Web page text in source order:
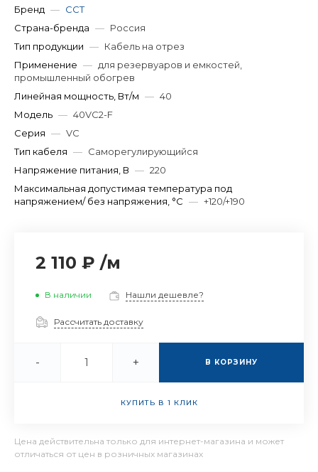
Бренд — ССТ
Страна-бренда — Россия
Тип продукции — Кабель на отрез
Применение — для резервуаров и емкостей,
промышленный обогрев
Линейная мощность, Вт/м — 40
Модель — 40VC2-F
Серия — VC
Тип кабеля — Саморегулирующийся
Напряжение питания, В — 220
Максимальная допустимая температура под
напряжением/ без напряжения, °C — +120/+190
2 110 ₽ /м
В наличии Нашли дешевле?
Рассчитать доставку
- + В КОРЗИНУ
КУПИТЬ В 1 КЛИК
Цена действительна только для интернет-магазина и может
отличаться от цен в розничных магазинах